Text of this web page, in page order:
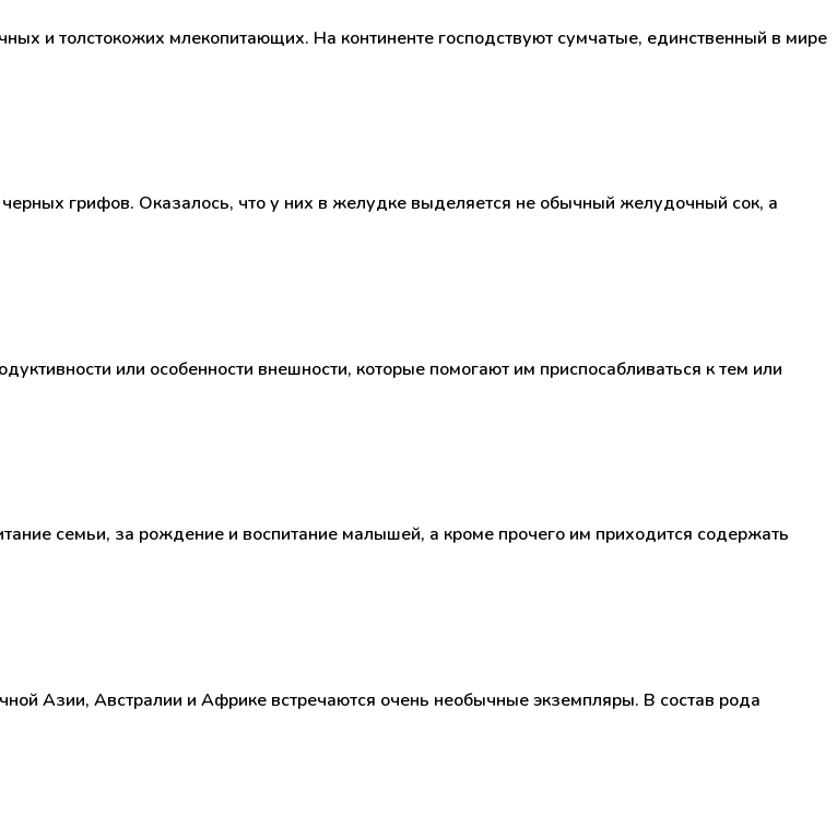
и толстокожих млекопитающих. На континенте господствуют сумчатые, единственный в мире
грифов. Оказалось, что у них в желудке выделяется не обычный желудочный сок, а
или особенности внешности, которые помогают им приспосабливаться к тем или
семьи, за рождение и воспитание малышей, а кроме прочего им приходится содержать
Азии, Австралии и Африке встречаются очень необычные экземпляры. В состав рода